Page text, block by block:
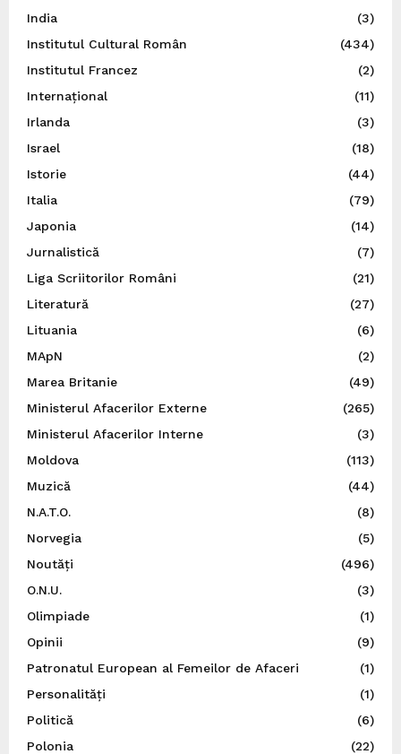
India
(3)
Institutul Cultural Român
(434)
Institutul Francez
(2)
Internațional
(11)
Irlanda
(3)
Israel
(18)
Istorie
(44)
Italia
(79)
Japonia
(14)
Jurnalistică
(7)
Liga Scriitorilor Români
(21)
Literatură
(27)
Lituania
(6)
MApN
(2)
Marea Britanie
(49)
Ministerul Afacerilor Externe
(265)
Ministerul Afacerilor Interne
(3)
Moldova
(113)
Muzică
(44)
N.A.T.O.
(8)
Norvegia
(5)
Noutăți
(496)
O.N.U.
(3)
Olimpiade
(1)
Opinii
(9)
Patronatul European al Femeilor de Afaceri
(1)
Personalități
(1)
Politică
(6)
Polonia
(22)